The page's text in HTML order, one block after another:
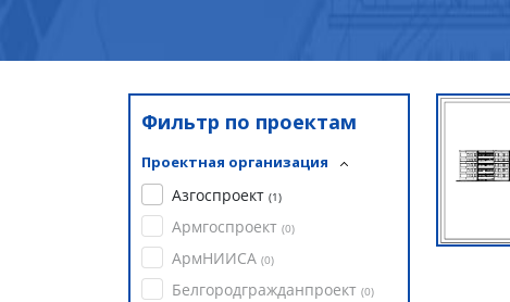
Фильтр по проектам
Проектная организация
Азгоспроект (1)
Армгоспроект (0)
АрмНИИСА (0)
Белгородгражданпроект (0)